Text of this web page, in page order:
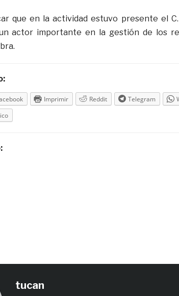
que en la actividad estuvo presente el
actor importante en la gestión de los
Imprimir Reddit Telegram
tucan